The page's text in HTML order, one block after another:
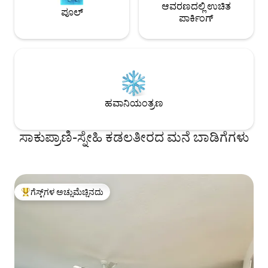
ಪೂಲ್
ಆವರಣದಲ್ಲಿ ಉಚಿತ
ಪಾರ್ಕಿಂಗ್
ಹವಾನಿಯಂತ್ರಣ
ಸಾಕುಪ್ರಾಣಿ-ಸ್ನೇಹಿ ಕಡಲತೀರದ ಮನೆ ಬಾಡಿಗೆಗಳು
ಗೆಸ್ಟ್‌ಗಳಿಗೆ ಅತಿ ಹೆಚ್ಚು ಅಚ್ಚುಮೆಚ್ಚಿನದು
ಗೆಸ್ಟ್‌ಗಳ ಅಚ್ಚುಮೆಚ್ಚಿನದು